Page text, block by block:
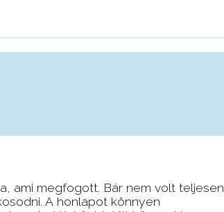
ami megfogott. Bár nem volt teljesen
A honlapot könnyen